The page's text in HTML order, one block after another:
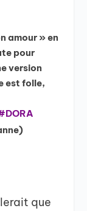
amour » en
pour
version
est folle,
que